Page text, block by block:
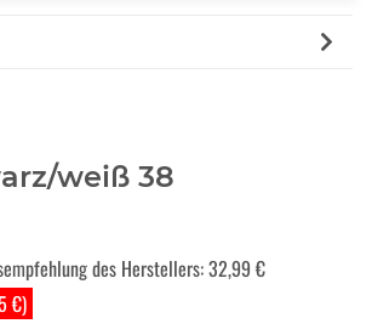
weiß 38
€)
des Herstellers:32,99 €